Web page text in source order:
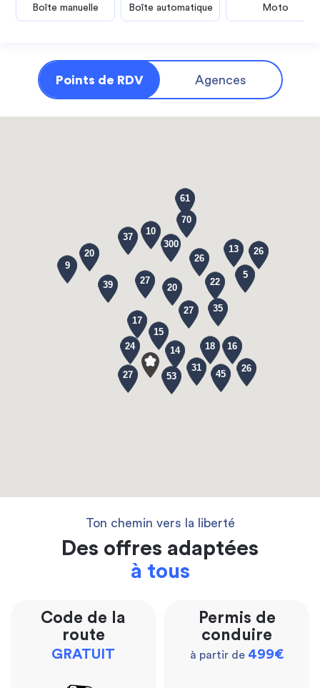
Boîte manuelle Boîte automatique Moto
Points de RDV Agences
35
70
27
16
26
26
53
14
45
37
17
20
15
22
300
20
18
9
24
31
27
39
13
61
27
26
10
5
Ton chemin vers la liberté
Des offres adaptées
à tous
Code de la
route
GRATUIT
Permis de
conduire
à partir de 499€